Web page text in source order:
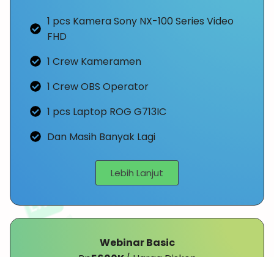
1 pcs Kamera Sony NX-100 Series Video
FHD
1 Crew Kameramen
1 Crew OBS Operator
1 pcs Laptop ROG G713IC
Dan Masih Banyak Lagi
Lebih Lanjut
Webinar Basic